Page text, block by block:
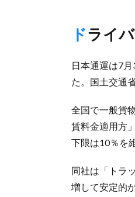
ドラ
日本通運は7
た。国土交通
全国で一般貨
賃料金適用方
下限は10％を
同社は「トラ
増して安定的